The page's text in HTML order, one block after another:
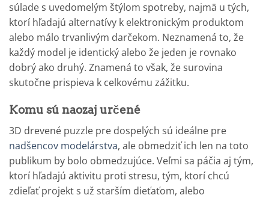
súlade s uvedomelým štýlom spotreby, najmä u tých,
ktorí hľadajú alternatívy k elektronickým produktom
alebo málo trvanlivým darčekom. Neznamená to, že
každý model je identický alebo že jeden je rovnako
dobrý ako druhý. Znamená to však, že surovina
skutočne prispieva k celkovému zážitku.
Komu sú naozaj určené
3D drevené puzzle pre dospelých sú ideálne pre
nadšencov modelárstva, ale obmedziť ich len na toto
publikum by bolo obmedzujúce. Veľmi sa páčia aj tým,
ktorí hľadajú aktivitu proti stresu, tým, ktorí chcú
zdieľať projekt s už starším dieťaťom, alebo